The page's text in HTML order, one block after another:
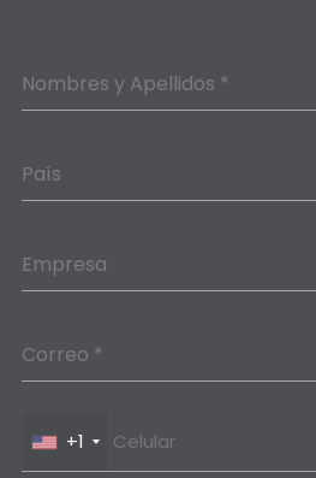
Nombres y Apellidos *
País
Empresa
Correo *
+1